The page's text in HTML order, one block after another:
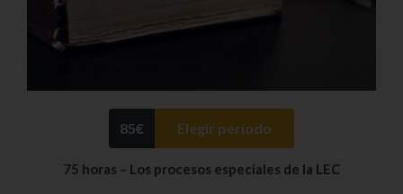
85€ Elegir periodo
75 horas – Los procesos especiales de la LEC